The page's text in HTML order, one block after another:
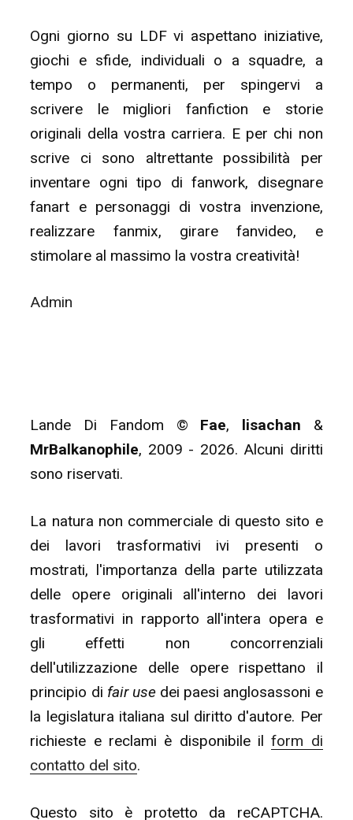
Ogni giorno su LDF vi aspettano iniziative,
giochi e sfide, individuali o a squadre, a
tempo o permanenti, per spingervi a
scrivere le migliori fanfiction e storie
originali della vostra carriera. E per chi non
scrive ci sono altrettante possibilità per
inventare ogni tipo di fanwork, disegnare
fanart e personaggi di vostra invenzione,
realizzare fanmix, girare fanvideo, e
stimolare al massimo la vostra creatività!
Admin
Lande Di Fandom © Fae, lisachan &
MrBalkanophile, 2009 - 2026. Alcuni diritti
sono riservati.
La natura non commerciale di questo sito e
dei lavori trasformativi ivi presenti o
mostrati, l'importanza della parte utilizzata
delle opere originali all'interno dei lavori
trasformativi in rapporto all'intera opera e
gli effetti non concorrenziali
dell'utilizzazione delle opere rispettano il
principio di fair usedei paesi anglosassoni e
la legislatura italiana sul diritto d'autore. Per
richieste e reclami è disponibile ilform di
contatto del sito.
Questo sito è protetto da reCAPTCHA.